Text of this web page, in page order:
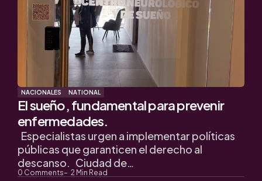
NACIONALES NATIONAL
El sueño, fundamental para prevenir
enfermedades.
0 Comments 2 Min Read
Especialistas urgen a implementar políticas
públicas que garanticen el derecho al
descanso. Ciudad de…